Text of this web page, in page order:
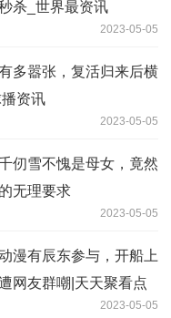
杀_世界最资讯
2023-05-05
多嚣张，复活归来后横
资讯
2023-05-05
仞雪不愧是母女，竟然
无理要求
2023-05-05
漫有辰东参与，开船上
网友群嘲|天天聚看点
2023-05-05